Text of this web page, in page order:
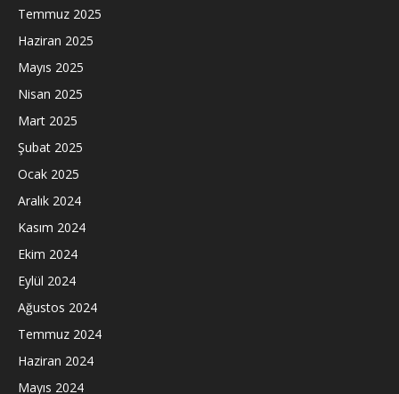
Temmuz 2025
Haziran 2025
Mayıs 2025
Nisan 2025
Mart 2025
Şubat 2025
Ocak 2025
Aralık 2024
Kasım 2024
Ekim 2024
Eylül 2024
Ağustos 2024
Temmuz 2024
Haziran 2024
Mayıs 2024